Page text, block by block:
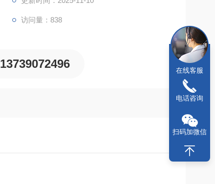
访问量：838
13739072496 在线客服
电话咨询
扫码加微信